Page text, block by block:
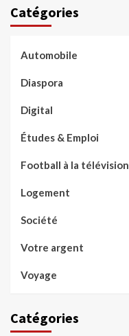
Catégories
Automobile
Diaspora
Digital
Études & Emploi
Football à la télévision
Logement
Société
Votre argent
Voyage
Catégories